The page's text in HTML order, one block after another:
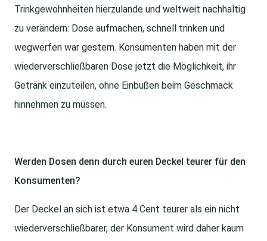
Trinkgewohnheiten hierzulande und weltweit nachhaltig
zu verändern: Dose aufmachen, schnell trinken und
wegwerfen war gestern. Konsumenten haben mit der
wiederverschließbaren Dose jetzt die Möglichkeit, ihr
Getränk einzuteilen, ohne Einbußen beim Geschmack
hinnehmen zu müssen.
Werden Dosen denn durch euren Deckel teurer für den
Konsumenten?
Der Deckel an sich ist etwa 4 Cent teurer als ein nicht
wiederverschließbarer, der Konsument wird daher kaum